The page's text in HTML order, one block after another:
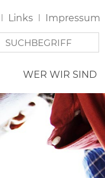
I Links I Impressum
WER WIR SIND